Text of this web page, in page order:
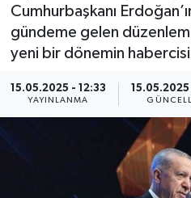
Cumhurbaşkanı
gündeme gelen
yeni bir dönemin
15.05.2025 - 12:33
YAYINLANMA